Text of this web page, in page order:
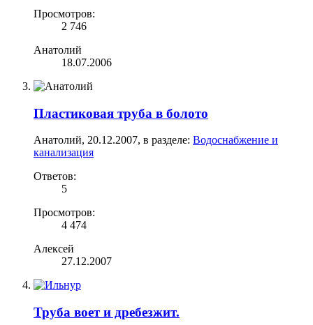
Просмотров:
2 746
Анатолий
18.07.2006
Пластиковая труба в болото
Анатолий, 20.12.2007, в разделе: Водоснабжение и
канализация
Ответов:
5
Просмотров:
4 474
Алексей
27.12.2007
Труба воет и дребезжит.